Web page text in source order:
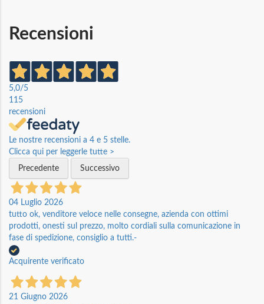
Recensioni
5,0/5
115
recensioni
Le nostre recensioni a 4 e 5 stelle.
Clicca qui per leggerle tutte >
Precedente
Successivo
04 Luglio 2026
tutto ok, venditore veloce nelle consegne, azienda con ottimi
prodotti, onesti sul prezzo, molto cordiali sulla comunicazione in
fase di spedizione, consiglio a tutti.-
Acquirente verificato
21 Giugno 2026